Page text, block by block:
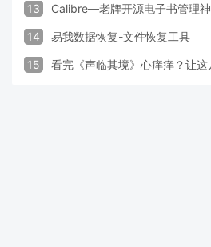
13 Calibre—老牌开源电子书管理
14 易我数据恢复-文件恢复工具
15 看完《声临其境》心痒痒？让这